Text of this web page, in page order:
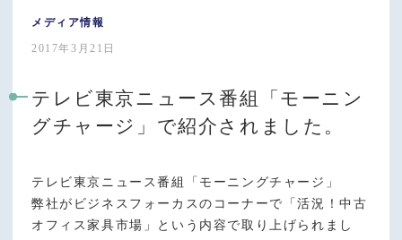
メディア情報
2017年3月21日
テレビ東京ニュース番組「モーニン
グチャージ」で紹介されました。
テレビ東京ニュース番組「モーニングチャージ」
弊社がビジネスフォーカスのコーナーで「活況！中古
オフィス家具市場」という内容で取り上げられまし